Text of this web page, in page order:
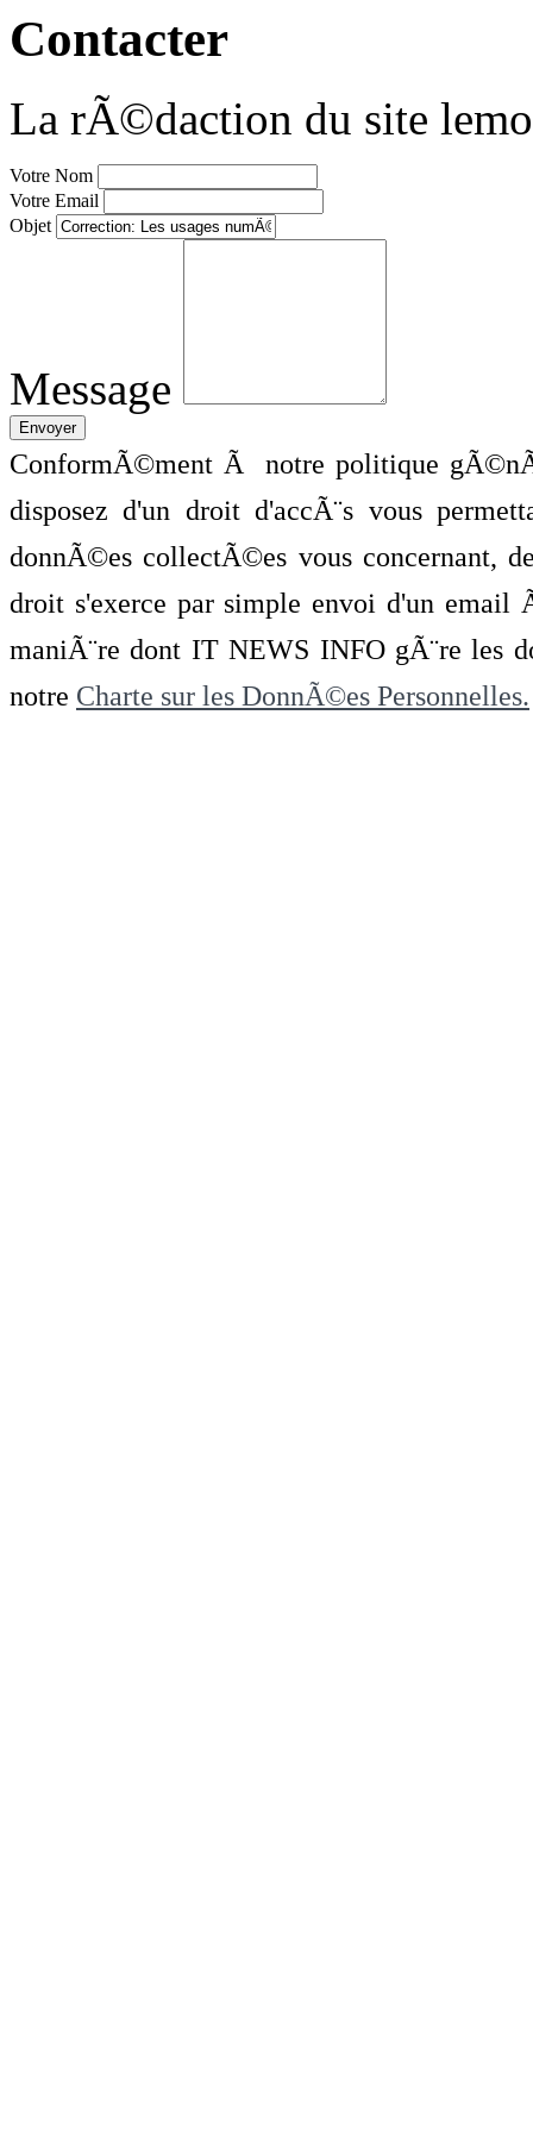
Contacter
La rÃ©daction du site
Votre Nom
Votre Email
Objet
Message
ConformÃ©ment Ã notre politique
disposez d'un droit d'accÃ¨s vous
donnÃ©es collectÃ©es vous concernant,
droit s'exerce par simple envoi d'un
maniÃ¨re dont IT NEWS INFO gÃ¨re les
notre Charte sur les DonnÃ©es Personnelles.